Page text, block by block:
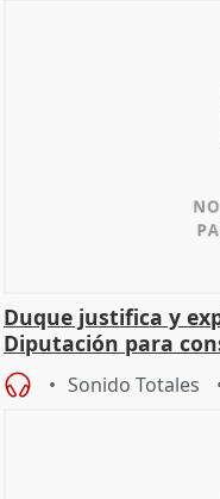
Duque justifica y
Diputación para
Sonido Totales